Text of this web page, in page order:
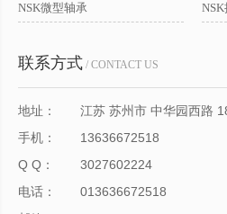
NSK微型轴承
联系方式 / CONTACT US
地址：
江苏 苏州市 中华园西路
手机：
13636672518
Q Q：
3027602224
电话：
013636672518